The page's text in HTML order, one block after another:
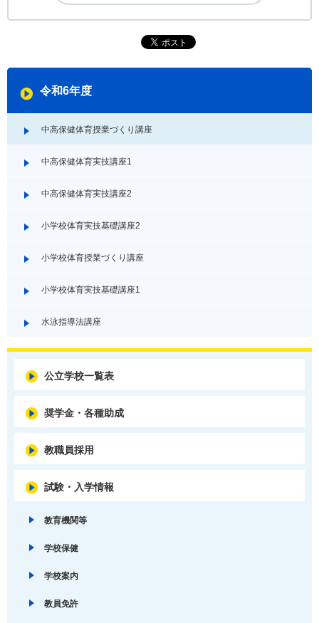
令和6年度
中高保健体育授業づくり講座
中高保健体育実技講座1
中高保健体育実技講座2
小学校体育実技基礎講座2
小学校体育授業づくり講座
小学校体育実技基礎講座1
水泳指導法講座
公立学校一覧表
奨学金・各種助成
教職員採用
試験・入学情報
教育機関等
学校保健
学校案内
教員免許